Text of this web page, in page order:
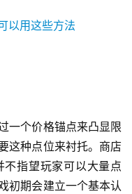
一个价格锚点来凸显限
这种点位来衬托。商店
指望玩家可以大量点
初期会建立一个基本认